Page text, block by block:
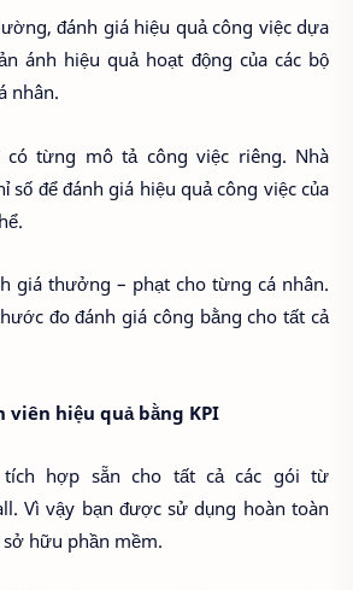
đánh giá hiệu quả công việc dựa
ánh hiệu quả hoạt động của các bộ
nhân.
có từng mô tả công việc riêng. Nhà
số để đánh giá hiệu quả công việc của
giá thưởng – phạt cho từng cá nhân.
đo đánh giá công bằng cho tất cả
viên hiệu quả bằng KPI
tích hợp sẵn cho tất cả các gói từ
Vì vậy bạn được sử dụng hoàn toàn
hữu phần mềm.